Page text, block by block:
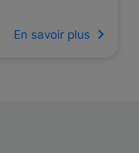
En savoir plus